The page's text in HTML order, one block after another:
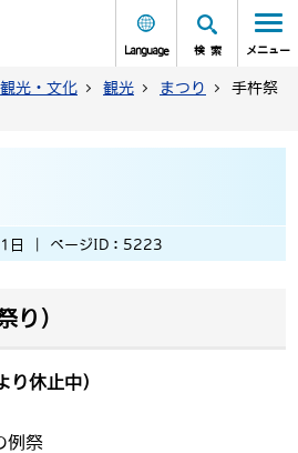
Language 検索 メニュー
観光・文化 観光 まつり
手杵祭
日 ページID：5223
り）
休止中）
例祭